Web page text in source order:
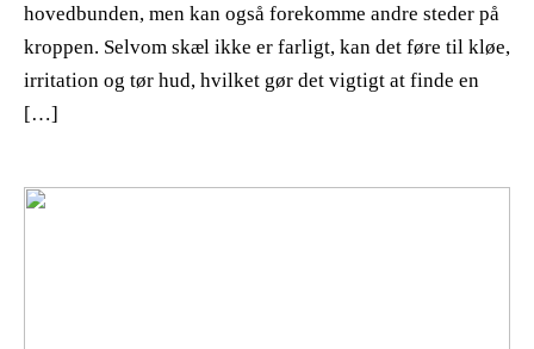
hovedbunden, men kan også forekomme andre steder på
kroppen. Selvom skæl ikke er farligt, kan det føre til kløe,
irritation og tør hud, hvilket gør det vigtigt at finde en
[…]